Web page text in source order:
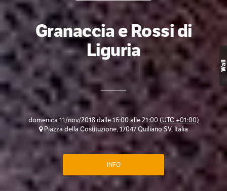
Granaccia e Rossi di
Liguria
domenica 11/nov/2018 dalle 16:00 alle 21:00 (UTC +01:00)
Piazza della Costituzione, 17047 Quiliano SV, Italia
INFO
Wall